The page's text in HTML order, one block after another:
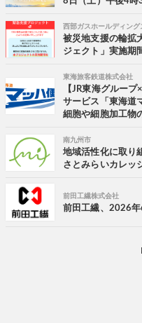
西部ガスホールディン
被災地支援の輪拡
ジェクト」実施期
東海旅客鉄道株式会社
【JR東海グルー
サービス「東海道
細胞や細胞加工物
南九州市
地域活性化に取り
さとみらいカレッ
前田工繊株式会社
前田工繊、2026